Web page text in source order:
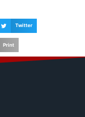
Twitter
Print